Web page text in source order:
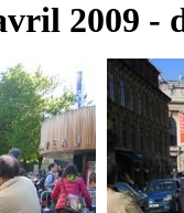
2009 -